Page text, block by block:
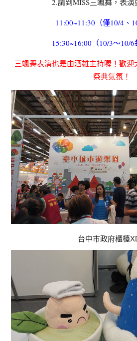
2.請到MISS三颯舞，表演
11:00~11:30（僅10/4、
15:30~16:00（10/3～10/6
三颯舞表演也是由酒雄主持喔！歡
祭典氣氛！
台中市政府櫃檯